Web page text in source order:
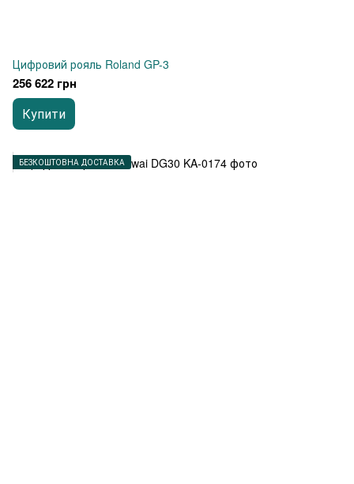
Цифровий рояль Roland GP-3
256 622 грн
Купити
БЕЗКОШТОВНА ДОСТАВКА